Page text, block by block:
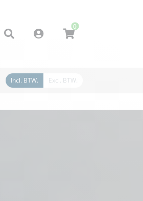
Account
0
Incl. BTW. Excl. BTW.